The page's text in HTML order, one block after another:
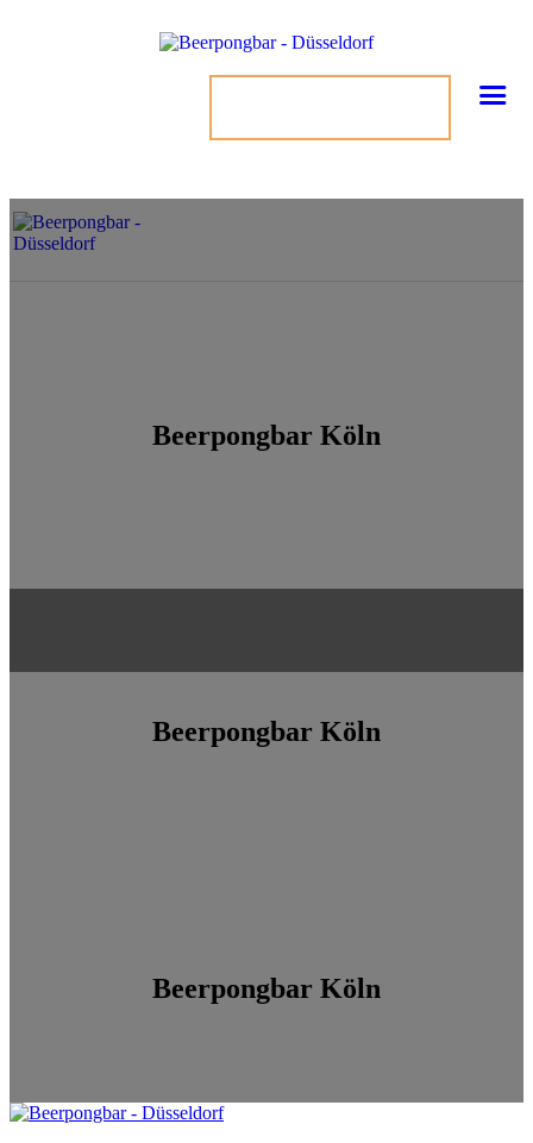
Beerpongbar Köln
Beerpongbar Köln
Beerpongbar Köln